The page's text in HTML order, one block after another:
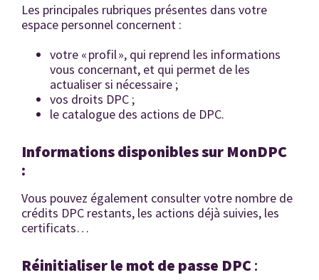
Les principales rubriques présentes dans votre
espace personnel concernent :
votre « profil », qui reprend les informations
vous concernant, et qui permet de les
actualiser si nécessaire ;
vos droits DPC ;
le catalogue des actions de DPC.
Informations disponibles sur MonDPC
:
Vous pouvez également consulter votre nombre de
crédits DPC restants, les actions déjà suivies, les
certificats…
Réinitialiser le mot de passe DPC: